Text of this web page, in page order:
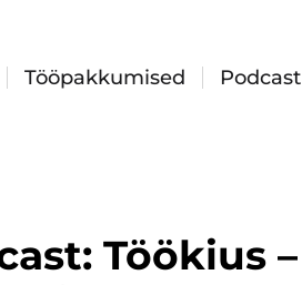
Tööpakkumised Podcast
Töökius –